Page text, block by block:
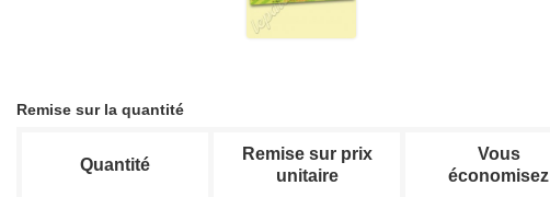
Remise sur la quantité
Quantité
Remise sur prix
unitaire
Vous
économisez